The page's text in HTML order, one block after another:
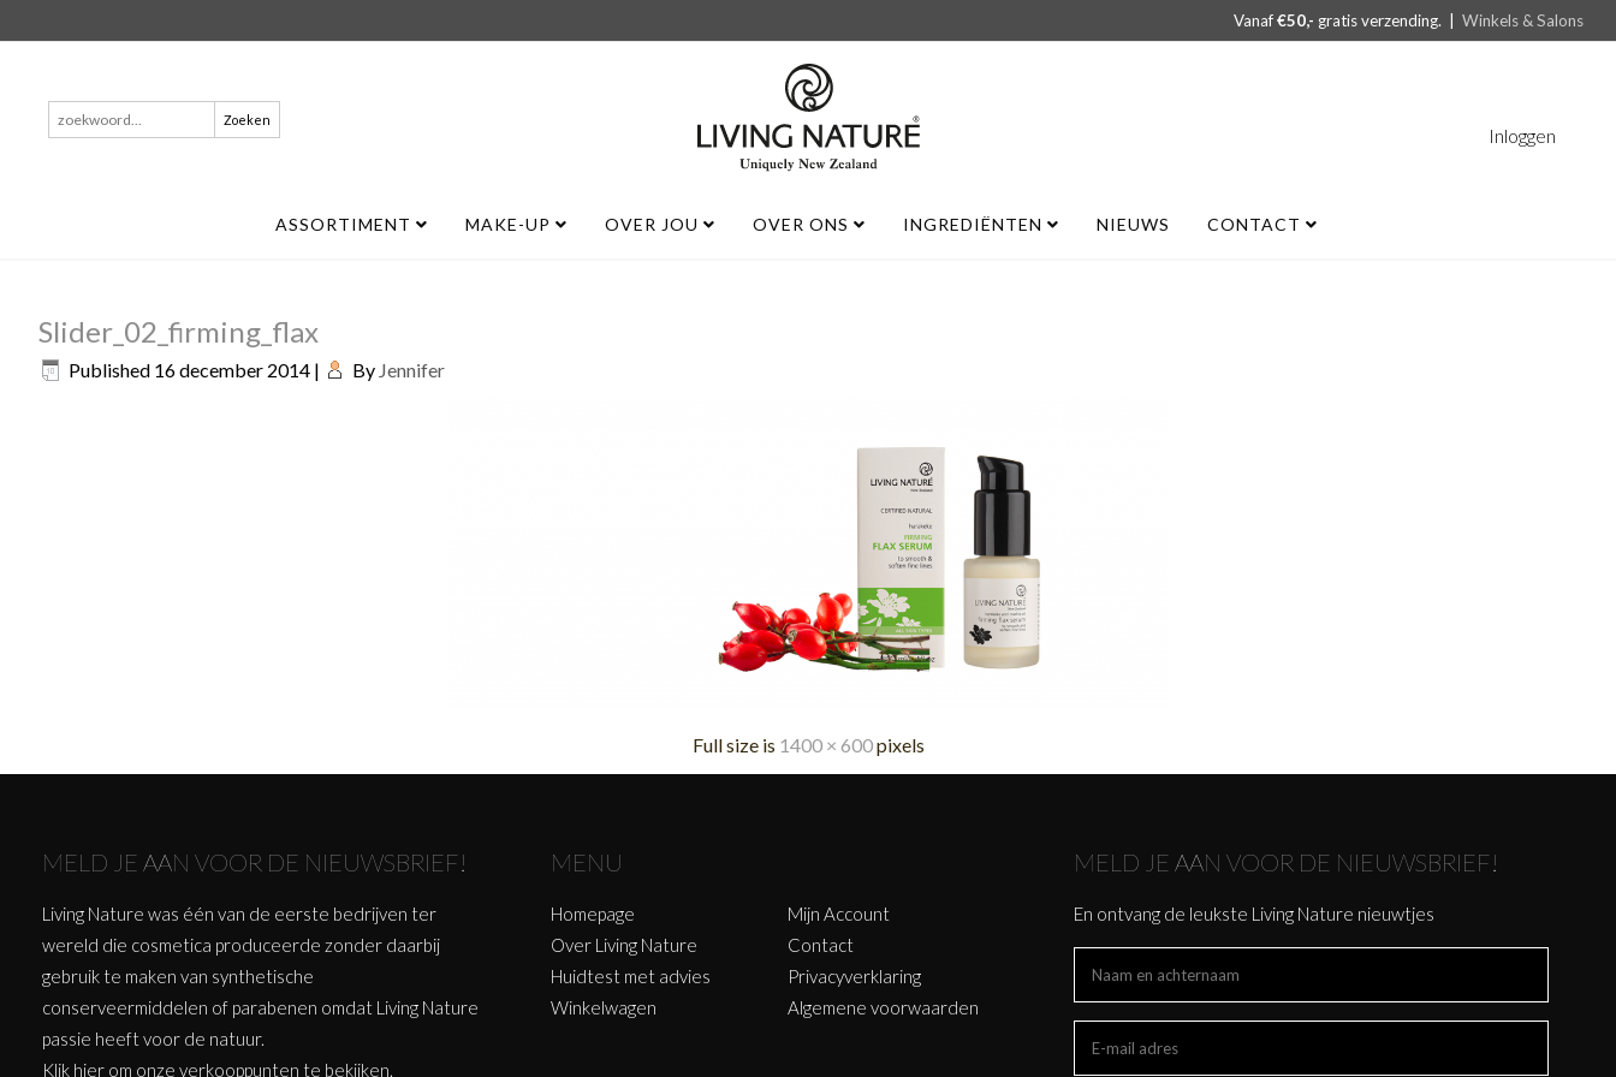
Vanaf€50,- gratis verzending. |Winkels & Salons
Inloggen
Zoeken
naar:
ASSORTIMENT MAKE-UP OVER JOU OVER ONS INGREDIËNTEN NIEUWS CONTACT
Slider_02_firming_flax
Published 16 december 2014 | By Jennifer
Full size is 1400 × 600pixels
MELD JE AAN VOOR DE NIEUWSBRIEF!
Living Nature was één van de eerste bedrijven ter
wereld die cosmetica produceerde zonder daarbij
gebruik te maken van synthetische
conserveermiddelen of parabenen omdat Living Nature
passie heeft voor de natuur.
Klik hier om onze verkooppunten te bekijken.
MENU
Homepage
Over Living Nature
Huidtest met advies
Winkelwagen
Mijn Account
Contact
Privacyverklaring
Algemene voorwaarden
MELD JE AAN VOOR DE NIEUWSBRIEF!
En ontvang de leukste Living Nature nieuwtjes